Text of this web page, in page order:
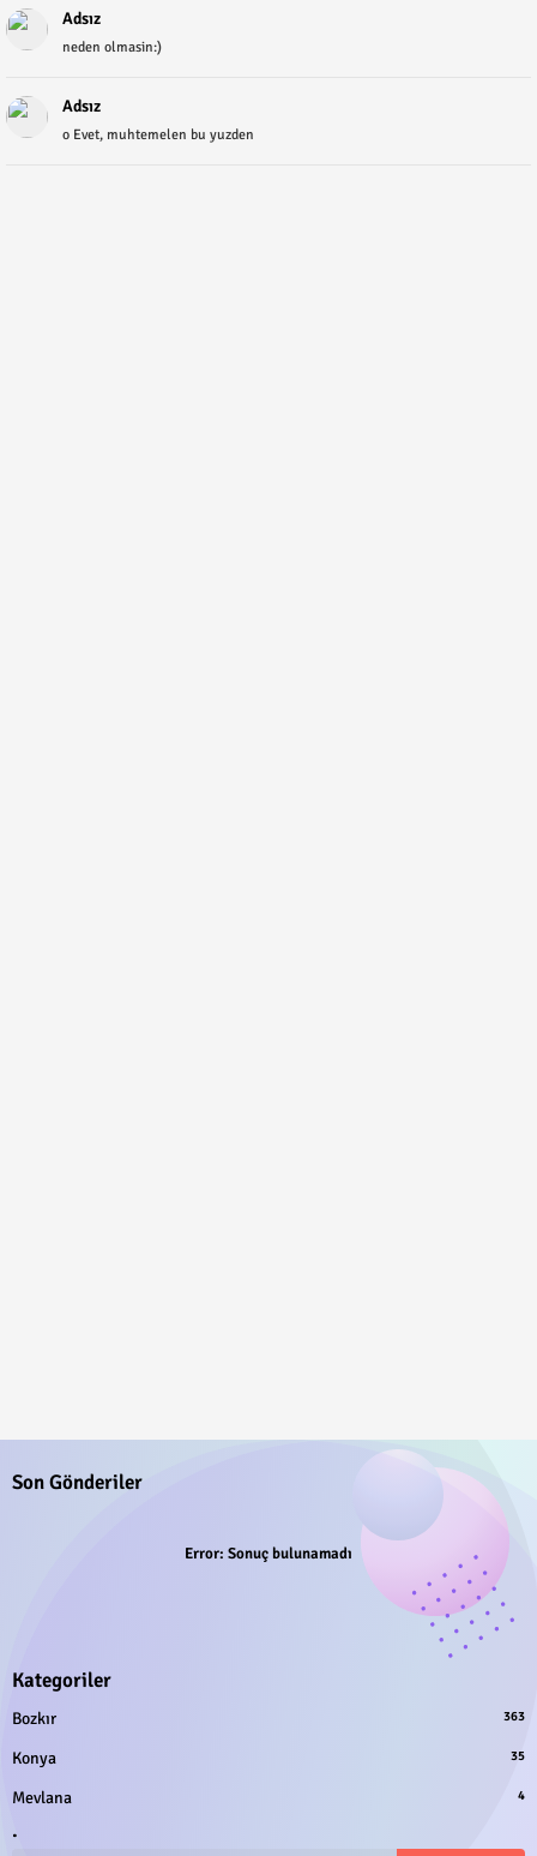
Adsız
neden olmasin:)
Adsız
o Evet, muhtemelen bu yuzden
Son Gönderiler
Error: Sonuç bulunamadı
Kategoriler
Bozkır 363
Konya 35
Mevlana 4
.